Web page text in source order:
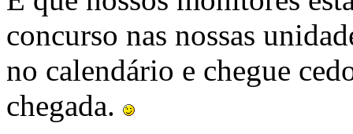
concurso nas nossas
no calendário e chegue
chegada.